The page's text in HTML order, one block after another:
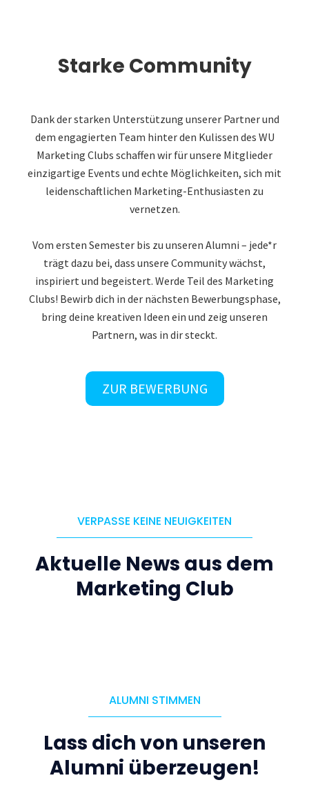
Starke Community
Dank der starken Unterstützung unserer Partner und
dem engagierten Team hinter den Kulissen des WU
Marketing Clubs schaffen wir für unsere Mitglieder
einzigartige Events und echte Möglichkeiten, sich mit
leidenschaftlichen Marketing-Enthusiasten zu
vernetzen.
Vom ersten Semester bis zu unseren Alumni – jede*r
trägt dazu bei, dass unsere Community wächst,
inspiriert und begeistert. Werde Teil des Marketing
Clubs! Bewirb dich in der nächsten Bewerbungsphase,
bring deine kreativen Ideen ein und zeig unseren
Partnern, was in dir steckt.
ZUR BEWERBUNG
VERPASSE KEINE NEUIGKEITEN
Aktuelle News aus dem
Marketing Club
ALUMNI STIMMEN
Lass dich von unseren
Alumni überzeugen!